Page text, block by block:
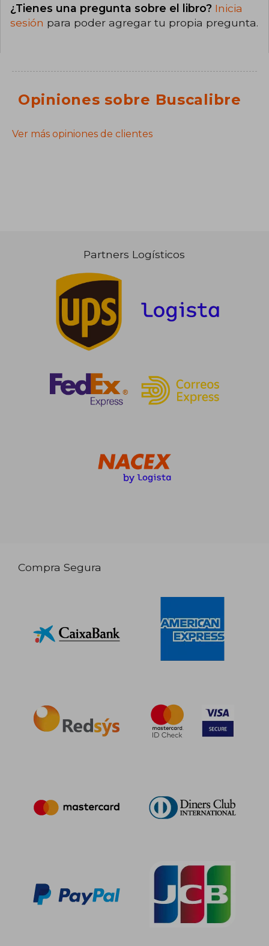
¿Tienes una pregunta sobre el libro? Inicia
sesión para poder agregar tu propia pregunta.
Opiniones sobre Buscalibre
Ver más opiniones de clientes
Partners Logísticos
Compra Segura